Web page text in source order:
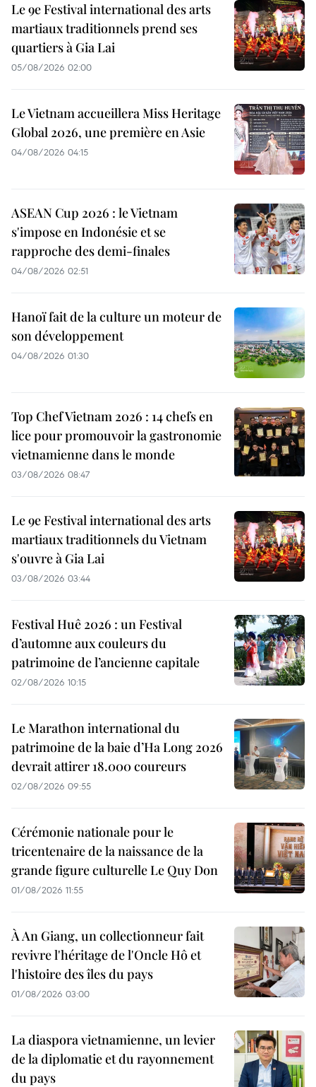
Le 9e Festival international des arts
martiaux traditionnels prend ses
quartiers à Gia Lai
05/08/2026 02:00
Le Vietnam accueillera Miss Heritage
Global 2026, une première en Asie
04/08/2026 04:15
ASEAN Cup 2026 : le Vietnam
s'impose en Indonésie et se
rapproche des demi-finales
04/08/2026 02:51
Hanoï fait de la culture un moteur de
son développement
04/08/2026 01:30
Top Chef Vietnam 2026 : 14 chefs en
lice pour promouvoir la gastronomie
vietnamienne dans le monde
03/08/2026 08:47
Le 9e Festival international des arts
martiaux traditionnels du Vietnam
s'ouvre à Gia Lai
03/08/2026 03:44
Festival Huê 2026 : un Festival
d’automne aux couleurs du
patrimoine de l’ancienne capitale
02/08/2026 10:15
Le Marathon international du
patrimoine de la baie d’Ha Long 2026
devrait attirer 18.000 coureurs
02/08/2026 09:55
Cérémonie nationale pour le
tricentenaire de la naissance de la
grande figure culturelle Le Quy Don
01/08/2026 11:55
À An Giang, un collectionneur fait
revivre l'héritage de l'Oncle Hô et
l'histoire des îles du pays
01/08/2026 03:00
La diaspora vietnamienne, un levier
de la diplomatie et du rayonnement
du pays